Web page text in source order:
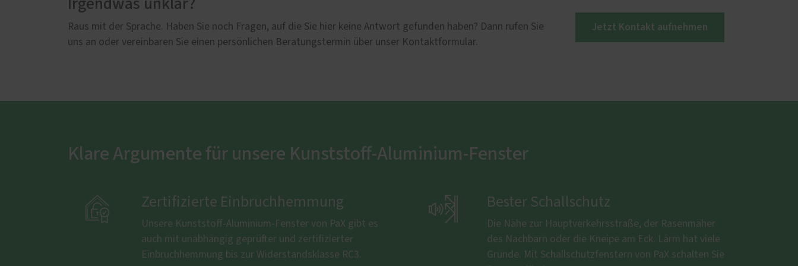
Irgendwas unklar?
Raus mit der Sprache. Haben Sie noch Fragen, auf die Sie hier keine Antwort gefunden haben? Dann rufen Sie
uns an oder vereinbaren Sie einen persönlichen Beratungstermin über unser Kontaktformular.
Jetzt Kontakt aufnehmen
Klare Argumente für unsere Kunststoff-Aluminium-Fenster
 Zertifizierte Einbruchhemmung
Unsere Kunststoff-Aluminium-Fenster von PaX gibt es
auch mit unabhängig geprüfter und zertifizierter
Einbruchhemmung bis zur Widerstandsklasse RC3.
 Bester Schallschutz
Die Nähe zur Hauptverkehrsstraße, der Rasenmäher
des Nachbarn oder die Kneipe am Eck. Lärm hat viele
Gründe. Mit Schallschutzfenstern von PaX schalten Sie